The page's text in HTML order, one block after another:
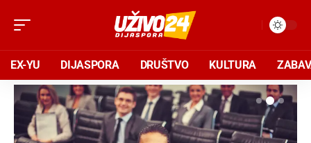
EX-YU DIJASPORA DRUŠTVO KULTURA